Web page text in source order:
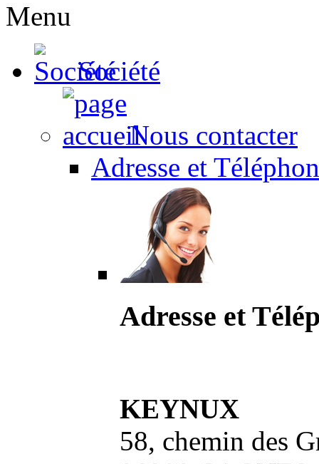
Menu
Société
Nous contacter
Adresse et
Adresse et
KEYNUX
58, chemin des